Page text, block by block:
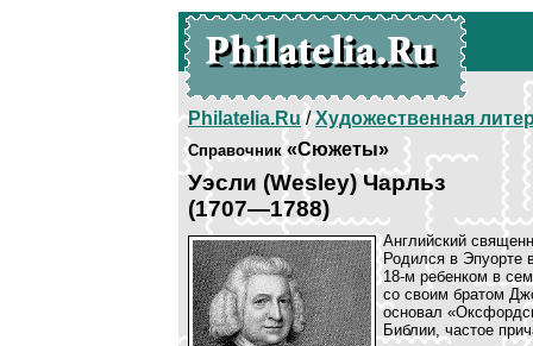
Philatelia.Ru/Художественная
Справочник«Сюжеты»
Уэсли (Wesley) Чарльз
(1707—1788)
Английский
Родился в Эпуорте
18-м ребенком в
со своим братом
основал
Библии, частое